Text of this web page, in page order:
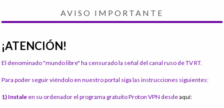
AVISO IMPORTANTE
¡ATENCIÓN!
El denominado "mundo libre" ha censurado la señal del canal ruso de TV RT.
Para poder seguir viéndolo en nuestro portal siga las instrucciones siguientes:
1) Instale en su ordenador el programa gratuito Proton VPN desdeaquí: